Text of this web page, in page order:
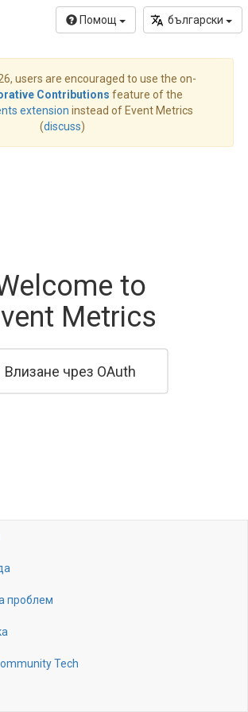
Помощ български
users are encouraged to use the on-
Contributions feature of the
extension instead of Event Metrics
(discuss)
to
Metrics
Влизане чрез OAuth
проблем
Tech